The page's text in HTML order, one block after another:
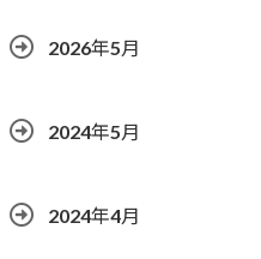
2026年5月
2024年5月
2024年4月